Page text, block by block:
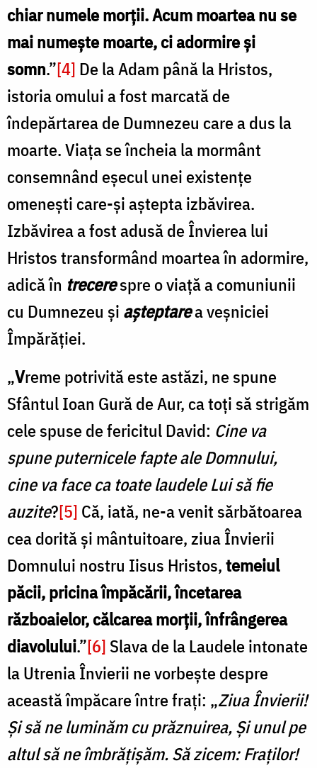
chiar numele morții. Acum moartea nu se
mai numește moarte, ci adormire și
somn.”[4] De la Adam până la Hristos,
istoria omului a fost marcată de
îndepărtarea de Dumnezeu care a dus la
moarte. Viaţa se încheia la mormânt
consemnând eșecul unei existențe
omenești care-și aștepta izbăvirea.
Izbăvirea a fost adusă de Învierea lui
Hristos transformând moartea în adormire,
adică în trecerespre o viață a comuniunii
cu Dumnezeu și așteptarea veșniciei
Împărăției.
„Vreme potrivită este astăzi, ne spune
Sfântul Ioan Gură de Aur, ca toți să strigăm
cele spuse de fericitul David: Cine va
spune puternicele fapte ale Domnului,
cine va face ca toate laudele Lui să fie
auzite?[5] Că, iată, ne-a venit sărbătoarea
cea dorită și mântuitoare, ziua Învierii
Domnului nostru Iisus Hristos,temeiul
păcii, pricina împăcării, încetarea
războaielor, călcarea morții, înfrângerea
diavolului.”[6] Slava de la Laudele intonate
la Utrenia Învierii ne vorbeşte despre
această împăcare între frați: „Ziua Învierii!
Şi să ne luminăm cu prăznuirea, Şi unul pe
altul să ne îmbrăţişăm. Să zicem: Fraţilor!